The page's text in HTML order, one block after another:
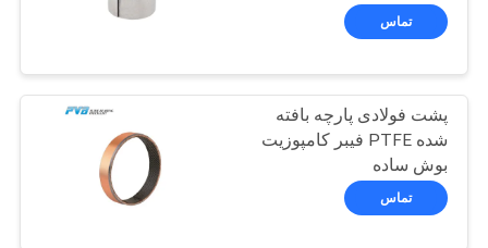
بوش دو فلزی
14
تماس
پشت فولادی پارچه بافته
شده PTFE فیبر کامپوزیت
بوش ساده
تماس